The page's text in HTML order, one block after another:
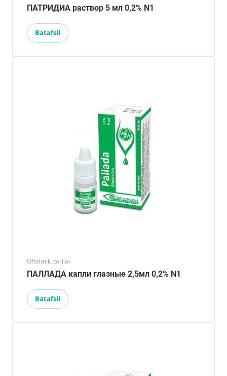
ПАТРИДИА раствор 5 мл 0,2% N1
Batafsil
Oftalmik dorilar
ПАЛЛАДА капли глазные 2,5мл 0,2% N1
Batafsil